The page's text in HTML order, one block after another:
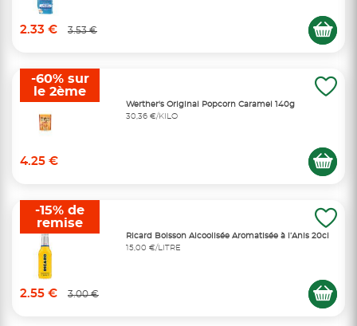
2.33 € 3.53 €
Werther's Original Popcorn Caramel 140g
30,36 €/KILO
4.25 €
-60% sur
le 2ème
Ricard Boisson Alcoolisée Aromatisée à l’Anis 20cl
15,00 €/LITRE
2.55 € 3.00 €
-15% de
remise